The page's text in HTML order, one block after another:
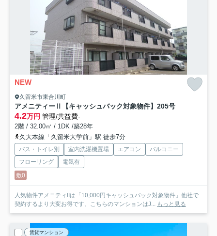
NEW
久留米市東合川町
アメニティーⅡ【キャッシュバック対象物件】 205号
4.2万円 管理/共益費-
2階 / 32.00㎡ / 1DK /築28年
久大本線「久留米大学前」駅 徒歩7分
バス・トイレ別 室内洗濯機置場 エアコン
バルコニー
フローリング
電気有
敷0
人気物件アメニティIIは「10,000円キャッシュバック対象物件」他社で
契約するより大変お得です。こちらのマンションはJ... もっと見る
賃貸マンション